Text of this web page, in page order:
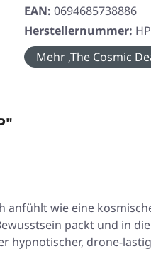
EAN: 0694685738886
Herstellernummer:
Mehr ‚The Cosmic
wie eine
packt und in
hypnotischer, drone-